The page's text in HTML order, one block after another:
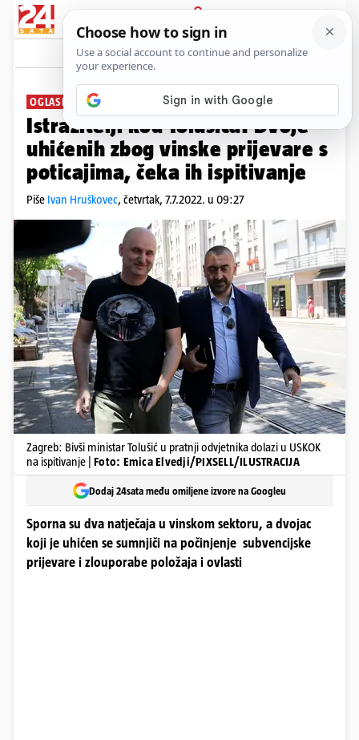
PRIJAVA
News Komentari
OGLASILI SE I EUROPSKI TUŽITELJI
Istražitelji kod Tolušića: Dvoje
uhićenih zbog vinske prijevare s
poticajima, čeka ih ispitivanje
Piše Ivan Hruškovec, četvrtak, 7.7.2022. u 09:27
Zagreb: Bivši ministar Tolušić u pratnji odvjetnika dolazi u USKOK
na ispitivanje | Foto: Emica Elvedji/PIXSELL/ILUSTRACIJA
Dodaj 24sata među omiljene izvore na Googleu
Sporna su dva natječaja u vinskom sektoru, a dvojac
koji je uhićen se sumnjiči na počinjenje subvencijske
prijevare i zlouporabe položaja i ovlasti